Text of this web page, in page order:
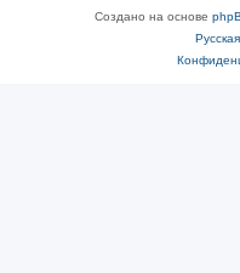
Создано на основе